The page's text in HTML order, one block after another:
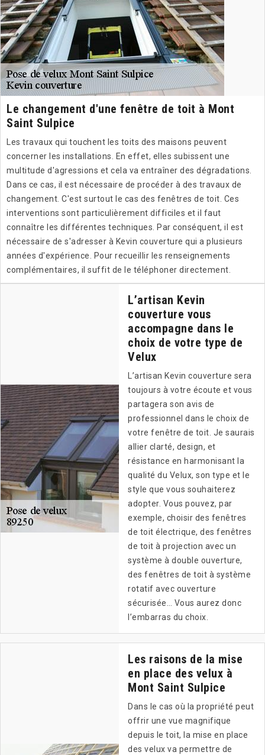
Le changement d'une fenêtre de toit à Mont
Saint Sulpice
Les travaux qui touchent les toits des maisons peuvent
concerner les installations. En effet, elles subissent une
multitude d'agressions et cela va entraîner des dégradations.
Dans ce cas, il est nécessaire de procéder à des travaux de
changement. C'est surtout le cas des fenêtres de toit. Ces
interventions sont particulièrement difficiles et il faut
connaître les différentes techniques. Par conséquent, il est
nécessaire de s'adresser à Kevin couverture qui a plusieurs
années d'expérience. Pour recueillir les renseignements
complémentaires, il suffit de le téléphoner directement.
L’artisan Kevin
couverture vous
accompagne dans le
choix de votre type de
Velux
L’artisan Kevin couverture sera
toujours à votre écoute et vous
partagera son avis de
professionnel dans le choix de
votre fenêtre de toit. Je saurais
allier clarté, design, et
résistance en harmonisant la
qualité du Velux, son type et le
style que vous souhaiterez
adopter. Vous pouvez, par
exemple, choisir des fenêtres
de toit électrique, des fenêtres
de toit à projection avec un
système à double ouverture,
des fenêtres de toit à système
rotatif avec ouverture
sécurisée… Vous aurez donc
l’embarras du choix.
Les raisons de la mise
en place des velux à
Mont Saint Sulpice
Dans le cas où la propriété peut
offrir une vue magnifique
depuis le toit, la mise en place
des velux va permettre de